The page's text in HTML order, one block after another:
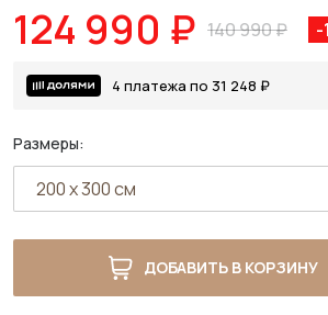
124 990 ₽ 140 990 ₽ -
4 платежа по 31 248 ₽
Размеры:
ДОБАВИТЬ В КОРЗИНУ